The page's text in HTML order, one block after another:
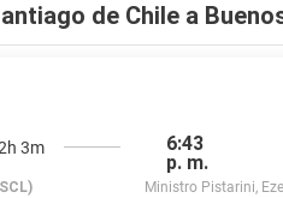
de Chile a
3m
6:43
p. m.
Ministro Pistarini,